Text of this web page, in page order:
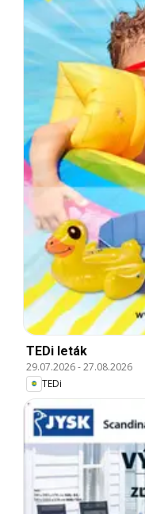
TEDi leták
29.07.2026-27.08.2026
TEDi